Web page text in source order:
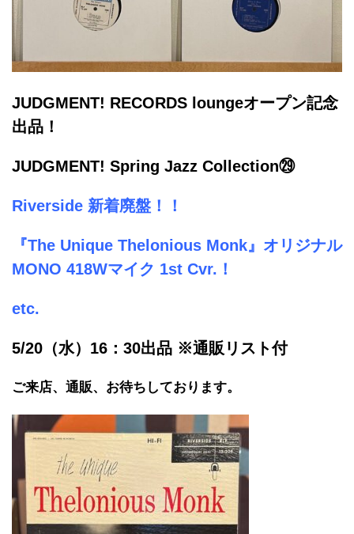
JUDGMENT! RECORDS loungeオープン記念
出品！
JUDGMENT! Spring Jazz Collection㉙
Riverside 新着廃盤！！
『The Unique Thelonious Monk』オリジナル
MONO 418Wマイク 1st Cvr.！
etc.
5/20（水）16：30出品 ※通販リスト付
ご来店、通販、お待ちしております。